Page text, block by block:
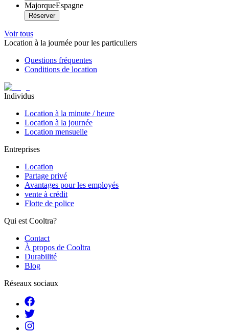
MajorqueEspagne
Réserver
Voir tous
Location à la journée pour les particuliers
Questions fréquentes
Conditions de location
Individus
Location à la minute / heure
Location à la journée
Location mensuelle
Entreprises
Location
Partage privé
Avantages pour les employés
vente à crédit
Flotte de police
Qui est Cooltra?
Contact
À propos de Cooltra
Durabilité
Blog
Réseaux sociaux